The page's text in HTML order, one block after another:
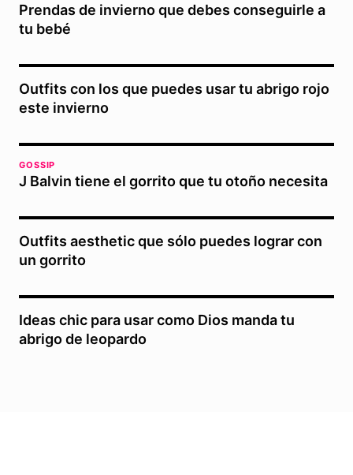
Prendas de invierno que debes conseguirle a
tu bebé
Outfits con los que puedes usar tu abrigo rojo
este invierno
GOSSIP
J Balvin tiene el gorrito que tu otoño necesita
Outfits aesthetic que sólo puedes lograr con
un gorrito
Ideas chic para usar como Dios manda tu
abrigo de leopardo